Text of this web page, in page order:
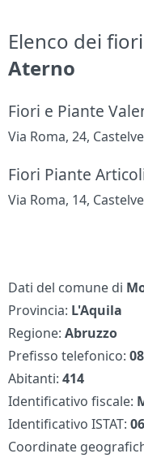
Elenco dei
Aterno
Fiori e Piante
Via Roma, 24,
Fiori Piante
Via Roma, 14,
Dati del comune di
Provincia: L'Aquila
Regione:Abruzzo
Prefisso telefonico:
Abitanti:414
Identificativo fiscale:
Identificativo ISTAT:
Coordinate